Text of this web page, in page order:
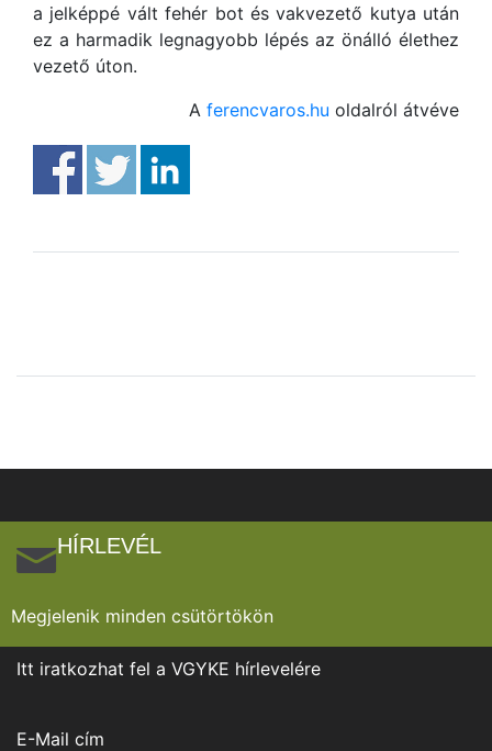
a jelképpé vált fehér bot és vakvezető kutya után
ez a harmadik legnagyobb lépés az önálló élethez
vezető úton.
A ferencvaros.hu oldalról átvéve
HÍRLEVÉL
Megjelenik minden csütörtökön
Itt iratkozhat fel a VGYKE hírlevelére
E-Mail cím